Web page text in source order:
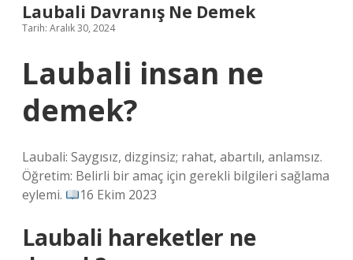
Laubali Davranış Ne Demek
Tarih: Aralık 30, 2024
Laubali insan ne
demek?
Laubali: Saygısız, dizginsiz; rahat, abartılı, anlamsız.
Öğretim: Belirli bir amaç için gerekli bilgileri sağlama
eylemi.
16 Ekim 2023
Laubali hareketler ne